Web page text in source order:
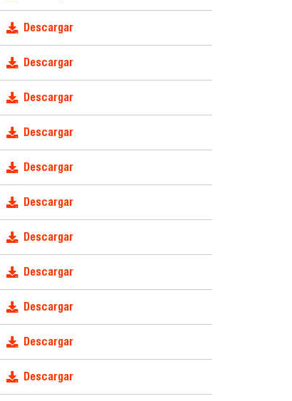
Descargar
Descargar
Descargar
Descargar
Descargar
Descargar
Descargar
Descargar
Descargar
Descargar
Descargar